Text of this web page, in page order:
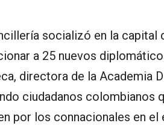
socializó en la capital
a 25 nuevos
directora de la Academia
ciudadanos colombianos
por los connacionales en el